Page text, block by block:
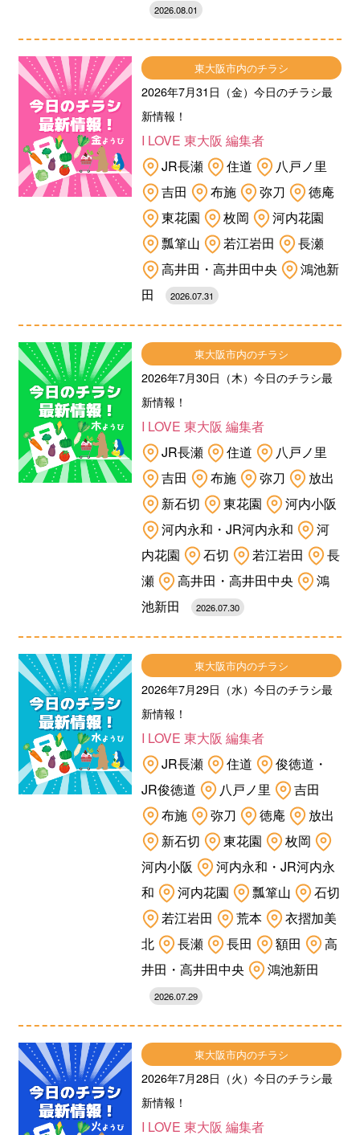
2026.08.01
東大阪市内のチラシ
2026年7月31日（金）今日のチラシ最
新情報！
I LOVE 東大阪 編集者
JR長瀬
住道
八戸ノ里
吉田
布施 弥刀
徳庵
東花園
枚岡
河内花園
瓢箪山
若江岩田
長瀬
高井田・高井田中央
鴻池新
田
2026.07.31
東大阪市内のチラシ
2026年7月30日（木）今日のチラシ最
新情報！
I LOVE 東大阪 編集者
JR長瀬
住道
八戸ノ里
吉田
布施 弥刀
放出
新石切
東花園
河内小阪
河内永和・JR河内永和
河
内花園
石切 若江岩田
長
瀬
高井田・高井田中央
鴻
池新田
2026.07.30
東大阪市内のチラシ
2026年7月29日（水）今日のチラシ最
新情報！
I LOVE 東大阪 編集者
JR長瀬
住道
俊徳道・
JR俊徳道
八戸ノ里
吉田
布施
弥刀 徳庵
放出
新石切
東花園
枚岡
河内小阪
河内永和・JR河内永
和
河内花園 瓢箪山
石切
若江岩田
荒本
衣摺加美
北
長瀬 長田 額田
高
井田・高井田中央
鴻池新田
2026.07.29
東大阪市内のチラシ
2026年7月28日（火）今日のチラシ最
新情報！
I LOVE 東大阪 編集者